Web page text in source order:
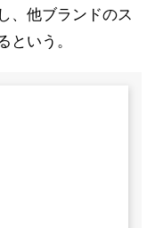
、他ブランドのス
という。